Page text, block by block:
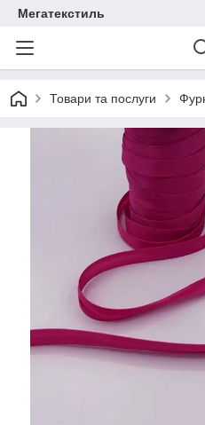
Мегатекстиль
Товари та послуги